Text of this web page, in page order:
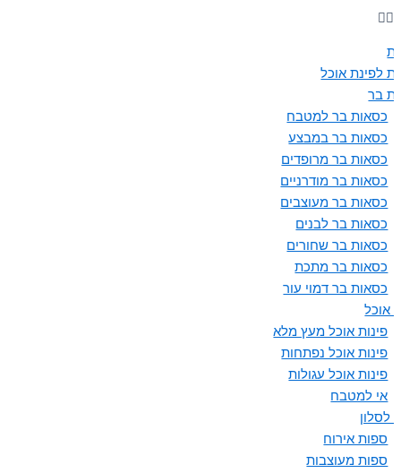
לפינת אוכל
בר
כסאות בר למטבח
כסאות בר במבצע
כסאות בר מרופדים
כסאות בר מודרניים
כסאות בר מעוצבים
כסאות בר לבנים
כסאות בר שחורים
כסאות בר מתכת
כסאות בר דמוי עור
אוכל
פינות אוכל מעץ מלא
פינות אוכל נפתחות
פינות אוכל עגולות
אי למטבח
לסלון
ספות אירוח
ספות מעוצבות